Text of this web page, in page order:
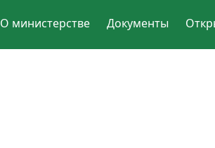
О министерстве Документы